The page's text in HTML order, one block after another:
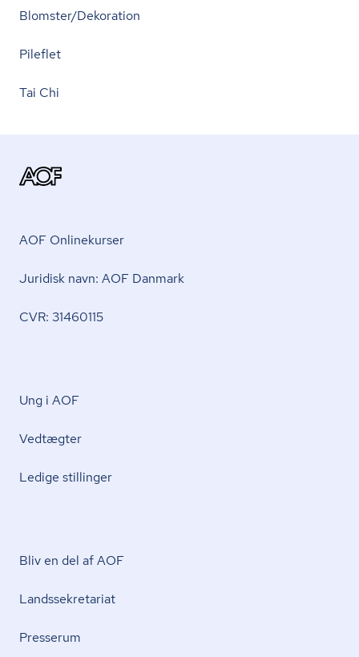
Blomster/Dekoration
Pileflet
Tai Chi
AOF Onlinekurser
Juridisk navn: AOF Danmark
CVR: 31460115
Ung i AOF
Vedtægter
Ledige stillinger
Bliv en del af AOF
Lands­se­kre­ta­ri­at
Presserum